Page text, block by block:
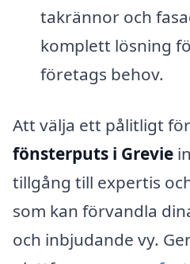
takrännor och
komplett lösning
företags behov.
Att välja ett pålitligt
fönsterputs i Grevie
tillgång till expertis
som kan förvandla
och inbjudande vy.